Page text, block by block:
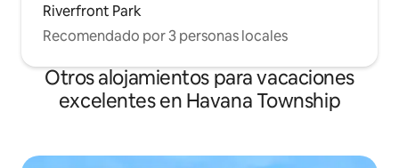
Riverfront Park
Recomendado por 3 personas locales
Otros alojamientos para vacaciones
excelentes en Havana Township